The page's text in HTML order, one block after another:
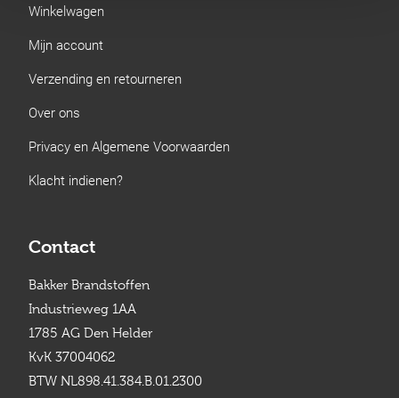
Winkelwagen
Mijn account
Verzending en retourneren
Over ons
Privacy en Algemene Voorwaarden
Klacht indienen?
Contact
Bakker Brandstoffen
Industrieweg 1AA
1785 AG Den Helder
KvK 37004062
BTW NL898.41.384.B.01.2300